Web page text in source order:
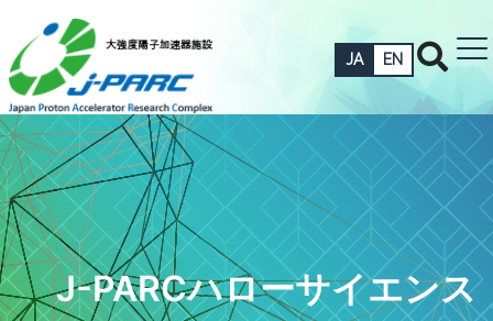
JA EN
J-PARCハローサイエンス